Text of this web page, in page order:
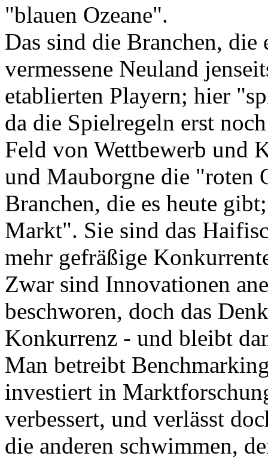
"blauen Ozeane".
Das sind die Branchen,
vermessene Neuland
etablierten Playern; hier
da die Spielregeln erst
Feld von Wettbewerb und
und Mauborgne die "roten
Branchen, die es heute
Markt". Sie sind das
mehr gefräßige
Zwar sind Innovationen
beschworen, doch das
Konkurrenz - und bleibt
Man betreibt
investiert in
verbessert, und verlässt
die anderen schwimmen,